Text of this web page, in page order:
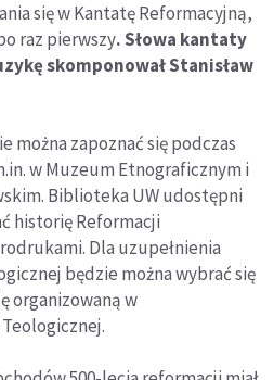
się w Kantatę Reformacyjną,
raz pierwszy. Słowa kantaty
skomponował Stanisław
można zapoznać się podczas
w Muzeum Etnograficznym i
Biblioteka UW udostępni
historię Reformacji
Dla uzupełnienia
będzie można wybrać się
organizowaną w